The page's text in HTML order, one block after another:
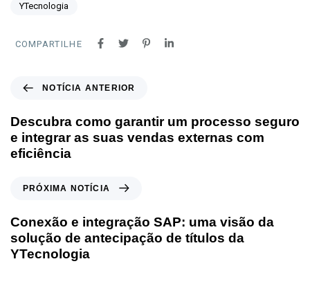
YTecnologia
COMPARTILHE
NOTÍCIA ANTERIOR
Descubra como garantir um processo seguro
e integrar as suas vendas externas com
eficiência
PRÓXIMA NOTÍCIA
Conexão e integração SAP: uma visão da
solução de antecipação de títulos da
YTecnologia